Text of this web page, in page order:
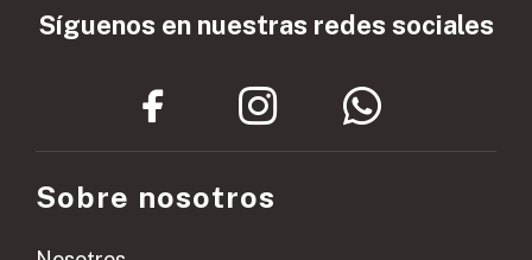
Síguenos en nuestras redes sociales
Sobre nosotros